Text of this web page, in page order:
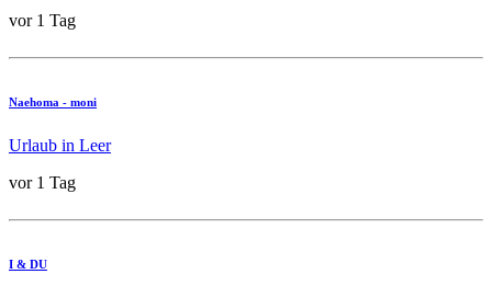
vor 1 Tag
Naehoma - moni
Urlaub in Leer
vor 1 Tag
I & DU